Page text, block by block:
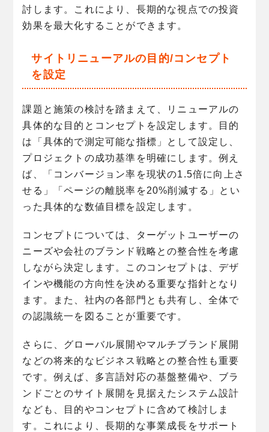
討します。これにより、長期的な視点での投資
効果を最大化することができます。
サイトリニューアルの目的/コンセプト
を設定
課題と施策の検討を踏まえて、リニューアルの
具体的な目的とコンセプトを設定します。目的
は「具体的で測定可能な指標」として設定し、
プロジェクトの成功基準を明確にします。例え
ば、「コンバージョン率を現状の1.5倍に向上さ
せる」「ページの離脱率を20%削減する」とい
った具体的な数値目標を設定します。
コンセプトについては、ターゲットユーザーの
ニーズや会社のブランド戦略との整合性を考慮
しながら決定します。このコンセプトは、デザ
インや機能の方向性を決める重要な指針となり
ます。また、社内の各部門とも共有し、全体で
の認識統一を図ることが重要です。
さらに、グローバル展開やマルチブランド展開
などの将来的なビジネス戦略との整合性も重要
です。例えば、多言語対応の基盤整備や、ブラ
ンドごとのサイト展開を見据えたシステム設計
なども、目的やコンセプトに含めて検討しま
す。これにより、長期的な事業成長をサポート